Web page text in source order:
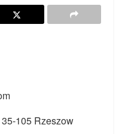
105 Rzeszow